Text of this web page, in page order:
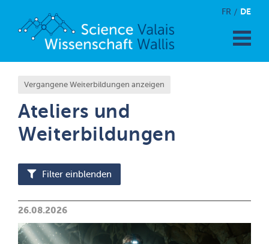
FR DE
Vergangene Weiterbildungen anzeigen
Ateliers und
Weiterbildungen
Filter einblenden
26.08.2026